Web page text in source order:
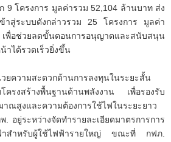
9 โครงการ มูลค่ารวม 52,104 ล้านบาท ส่ง
ข้าสู่ระบบดังกล่าวรวม 25 โครงการ มูลค่า
พื่อช่วยลดขั้นตอนการอนุญาตและสนับสนุน
าได้รวดเร็วยิ่งขึ้น
ยความสะดวกด้านการลงทุนในระยะสั้น
ครงสร้างพื้นฐานด้านพลังงาน เพื่อรองรับ
ณสูงและความต้องการใช้ไฟในระยะยาว
อยู่ระหว่างจัดทำรายละเอียดมาตรการการ
ฟ้าสำหรับผู้ใช้ไฟฟ้ารายใหญ่ ขณะที่ กฟภ.